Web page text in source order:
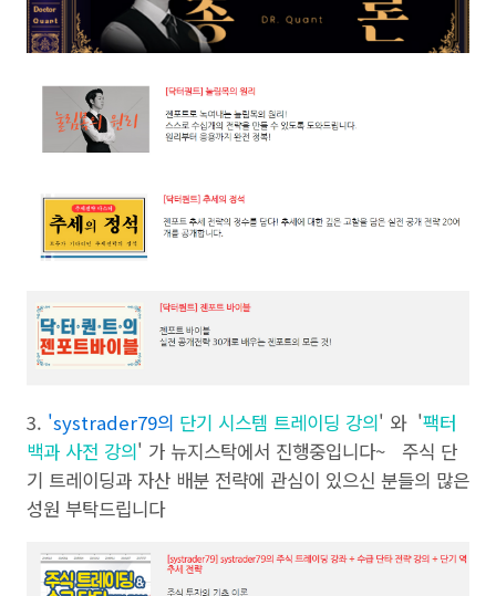
3. 'systrader79의 단기 시스템 트레이딩 강의' 와 '팩터
백과 사전 강의' 가 뉴지스탁에서 진행중입니다~ 주식 단
기 트레이딩과 자산 배분 전략에 관심이 있으신 분들의 많은
성원 부탁드립니다